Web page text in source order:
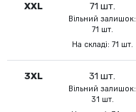
XXL 71 шт.
Вільний залишок:
71 шт.
На складі: 71 шт.
3XL 31 шт.
Вільний залишок:
31 шт.